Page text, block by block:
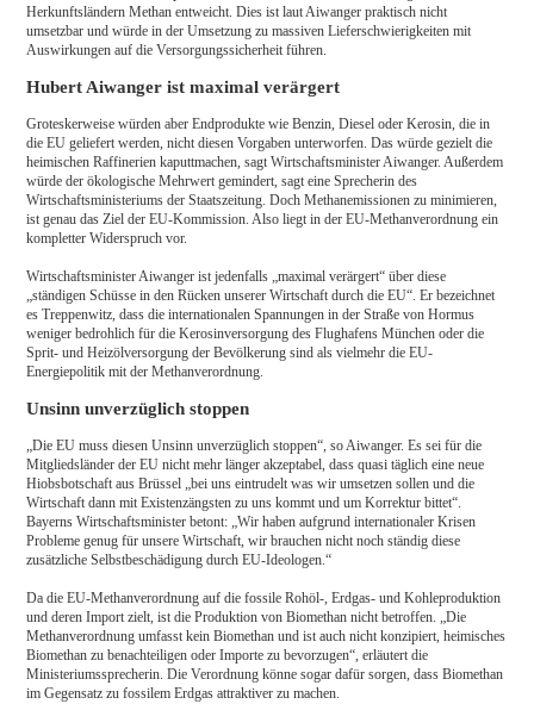
Herkunftsländern Methan entweicht. Dies ist laut Aiwanger praktisch nicht
umsetzbar und würde in der Umsetzung zu massiven Lieferschwierigkeiten mit
Auswirkungen auf die Versorgungssicherheit führen.
Hubert Aiwanger ist maximal verärgert
Groteskerweise würden aber Endprodukte wie Benzin, Diesel oder Kerosin, die in
die EU geliefert werden, nicht diesen Vorgaben unterworfen. Das würde gezielt die
heimischen Raffinerien kaputtmachen, sagt Wirtschaftsminister Aiwanger. Außerdem
würde der ökologische Mehrwert gemindert, sagt eine Sprecherin des
Wirtschaftsministeriums der Staatszeitung. Doch Methanemissionen zu minimieren,
ist genau das Ziel der EU-Kommission. Also liegt in der EU-Methanverordnung ein
kompletter Widerspruch vor.
Wirtschaftsminister Aiwanger ist jedenfalls „maximal verärgert“ über diese
„ständigen Schüsse in den Rücken unserer Wirtschaft durch die EU“. Er bezeichnet
es Treppenwitz, dass die internationalen Spannungen in der Straße von Hormus
weniger bedrohlich für die Kerosinversorgung des Flughafens München oder die
Sprit- und Heizölversorgung der Bevölkerung sind als vielmehr die EU-
Energiepolitik mit der Methanverordnung.
Unsinn unverzüglich stoppen
„Die EU muss diesen Unsinn unverzüglich stoppen“, so Aiwanger. Es sei für die
Mitgliedsländer der EU nicht mehr länger akzeptabel, dass quasi täglich eine neue
Hiobsbotschaft aus Brüssel „bei uns eintrudelt was wir umsetzen sollen und die
Wirtschaft dann mit Existenzängsten zu uns kommt und um Korrektur bittet“.
Bayerns Wirtschaftsminister betont: „Wir haben aufgrund internationaler Krisen
Probleme genug für unsere Wirtschaft, wir brauchen nicht noch ständig diese
zusätzliche Selbstbeschädigung durch EU-Ideologen.“
Da die EU-Methanverordnung auf die fossile Rohöl-, Erdgas- und Kohleproduktion
und deren Import zielt, ist die Produktion von Biomethan nicht betroffen. „Die
Methanverordnung umfasst kein Biomethan und ist auch nicht konzipiert, heimisches
Biomethan zu benachteiligen oder Importe zu bevorzugen“, erläutert die
Ministeriumssprecherin. Die Verordnung könne sogar dafür sorgen, dass Biomethan
im Gegensatz zu fossilem Erdgas attraktiver zu machen.